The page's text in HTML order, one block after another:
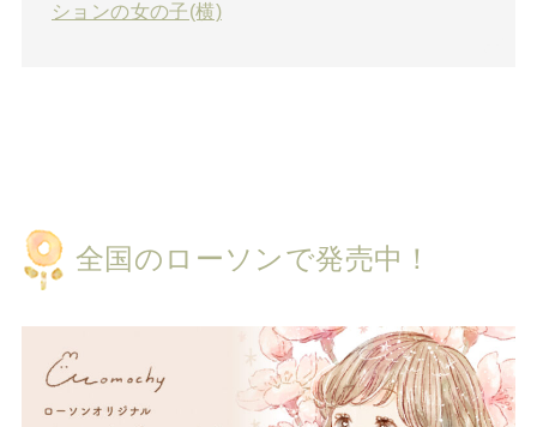
ションの女の子(横)
全国のローソンで発売中！